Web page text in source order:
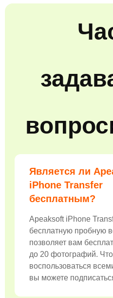
Является ли
iPhone Transfer
бесплатным?
Apeaksoft iPhone
бесплатную пробную
позволяет вам
до 20 фотографий.
воспользоваться
вы можете